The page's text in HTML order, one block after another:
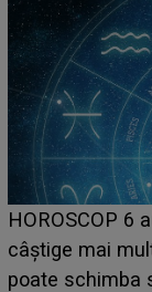
HOROSCOP 6
câștige mai
poate schimba